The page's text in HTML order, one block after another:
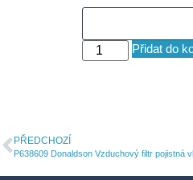
Přidat do
PŘEDCHOZÍ
P638609 Donaldson Vzduchový filtr pojistná